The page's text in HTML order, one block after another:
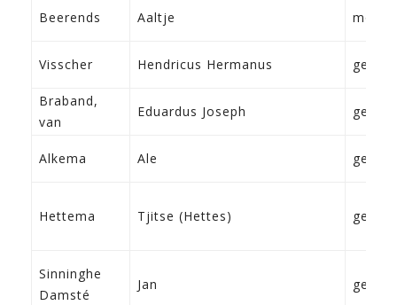
Beerends Aaltje
Visscher Hendricus Hermanus geen
Braband,
van
Eduardus Joseph geen
Alkema Ale geen
Hettema Tjitse (Hettes) geen
Sinninghe
Damsté
Jan geen